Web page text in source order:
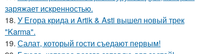
заряжает искренностью.
18. У Егора крида и Artik & Asti вышел новый трек
"Karma".
19. Салат, который гости съедают первым!